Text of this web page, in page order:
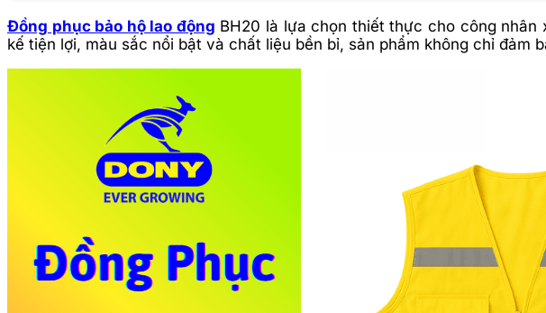
Đồng phục bảo hộ lao động BH20 là lựa chọn thiết thực cho công
kế tiện lợi, màu sắc nổi bật và chất liệu bền bỉ, sản phẩm không chỉ đảm